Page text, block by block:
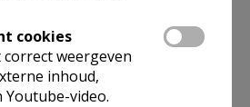
cookies
weergeven
inhoud,
video.